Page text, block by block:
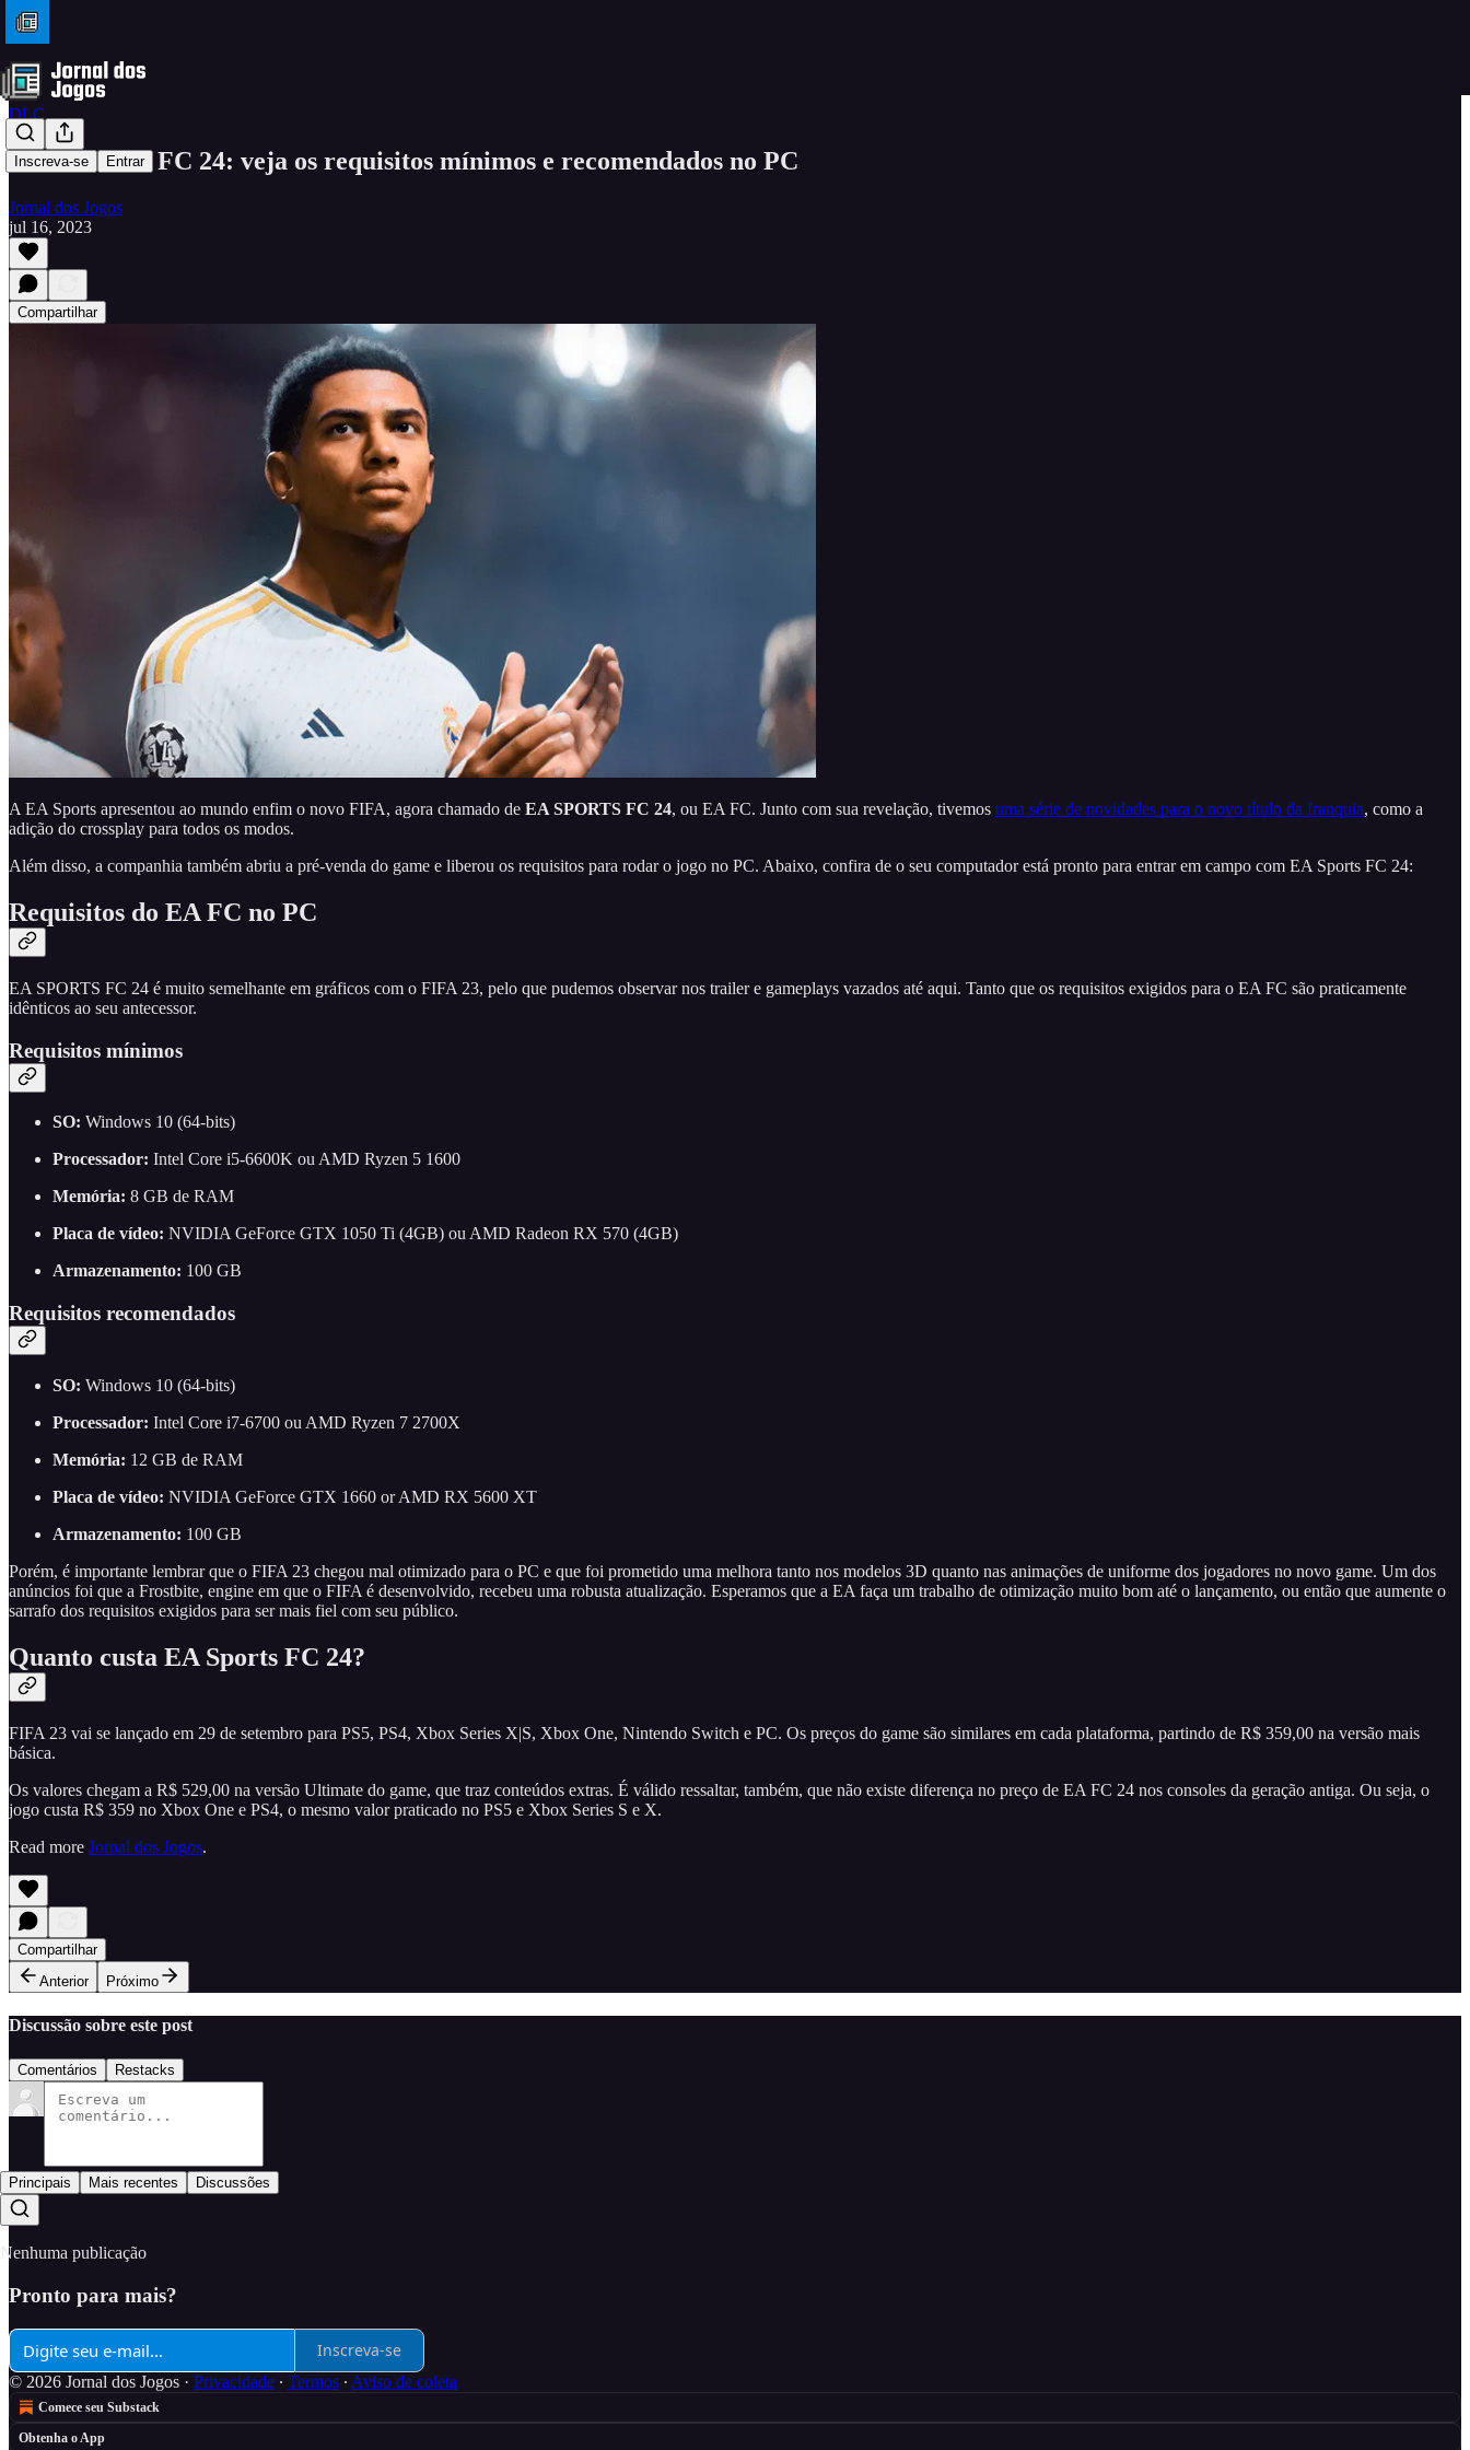
Inscreva-se Entrar
DLC
EA SPORTS FC 24: veja os requisitos mínimos e recomendados no PC
Jornal dos Jogos
jul 16, 2023
Compartilhar
A EA Sports apresentou ao mundo enfim o novo FIFA, agora chamado de EA SPORTS FC 24, ou EA FC. Junto com sua revelação, tivemos uma série de novidades para o novo título da franquia, como a
adição do crossplay para todos os modos.
Além disso, a companhia também abriu a pré-venda do game e liberou os requisitos para rodar o jogo no PC. Abaixo, confira de o seu computador está pronto para entrar em campo com EA Sports FC 24:
Requisitos do EA FC no PC
EA SPORTS FC 24 é muito semelhante em gráficos com o FIFA 23, pelo que pudemos observar nos trailer e gameplays vazados até aqui. Tanto que os requisitos exigidos para o EA FC são praticamente
idênticos ao seu antecessor.
Requisitos mínimos
SO: Windows 10 (64-bits)
Processador: Intel Core i5-6600K ou AMD Ryzen 5 1600
Memória: 8 GB de RAM
Placa de vídeo: NVIDIA GeForce GTX 1050 Ti (4GB) ou AMD Radeon RX 570 (4GB)
Armazenamento: 100 GB
Requisitos recomendados
SO: Windows 10 (64-bits)
Processador: Intel Core i7-6700 ou AMD Ryzen 7 2700X
Memória: 12 GB de RAM
Placa de vídeo: NVIDIA GeForce GTX 1660 or AMD RX 5600 XT
Armazenamento: 100 GB
Porém, é importante lembrar que o FIFA 23 chegou mal otimizado para o PC e que foi prometido uma melhora tanto nos modelos 3D quanto nas animações de uniforme dos jogadores no novo game. Um dos
anúncios foi que a Frostbite, engine em que o FIFA é desenvolvido, recebeu uma robusta atualização. Esperamos que a EA faça um trabalho de otimização muito bom até o lançamento, ou então que aumente o
sarrafo dos requisitos exigidos para ser mais fiel com seu público.
Quanto custa EA Sports FC 24?
FIFA 23 vai se lançado em 29 de setembro para PS5, PS4, Xbox Series X|S, Xbox One, Nintendo Switch e PC. Os preços do game são similares em cada plataforma, partindo de R$ 359,00 na versão mais
básica.
Os valores chegam a R$ 529,00 na versão Ultimate do game, que traz conteúdos extras. É válido ressaltar, também, que não existe diferença no preço de EA FC 24 nos consoles da geração antiga. Ou seja, o
jogo custa R$ 359 no Xbox One e PS4, o mesmo valor praticado no PS5 e Xbox Series S e X.
Read more Jornal dos Jogos.
Compartilhar
Anterior
Próximo
Discussão sobre este post
Comentários Restacks
Principais Mais recentes Discussões
Nenhuma publicação
Pronto para mais?
Inscreva-se
© 2026 Jornal dos Jogos · Privacidade ∙ Termos ∙ Aviso de coleta
Comece seu Substack
Obtenha o App